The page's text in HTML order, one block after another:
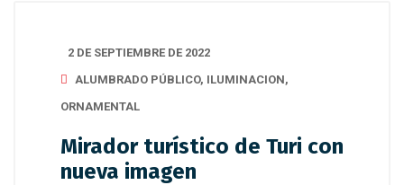
2 DE SEPTIEMBRE DE 2022
ALUMBRADO PÚBLICO, ILUMINACION,
ORNAMENTAL
Mirador turístico de Turi con
nueva imagen